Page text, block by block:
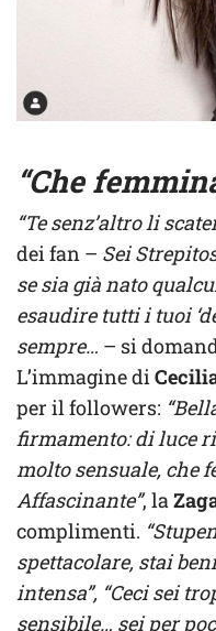
“Che
“Te senz’altro li
dei fan – Sei
se sia già nato
esaudire tutti i tuoi
sempre… – si
L’immagine di
per il followers:
firmamento: di luce
molto sensuale, che
Affascinante”, la
complimenti.
spettacolare, stai
intensa”, “Ceci sei
sensibile… sei per